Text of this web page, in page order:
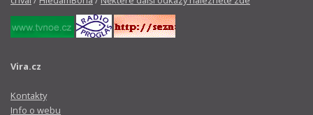
Vira.cz
Kontakty
Info o webu